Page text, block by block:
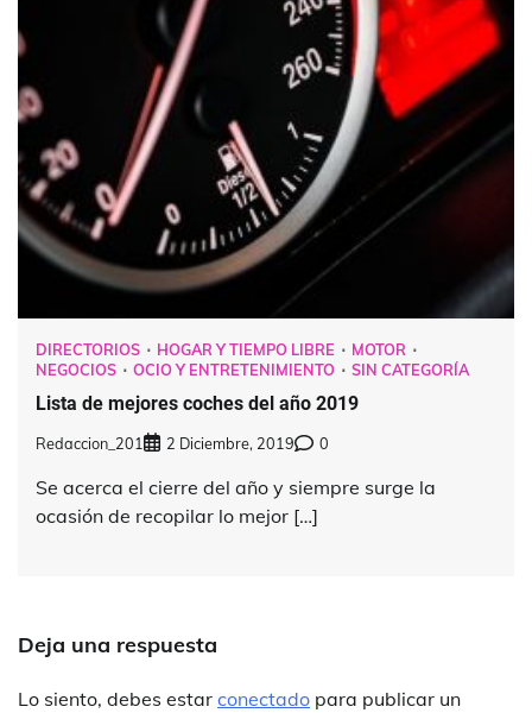
DIRECTORIOS HOGAR Y TIEMPO LIBRE
MOTOR
NEGOCIOS
OCIO Y ENTRETENIMIENTO SIN CATEGORÍA
Lista de mejores coches del año 2019
Redaccion_201 2 Diciembre, 2019 0
Se acerca el cierre del año y siempre surge la
ocasión de recopilar lo mejor […]
Deja una respuesta
Lo siento, debes estar conectado para publicar un